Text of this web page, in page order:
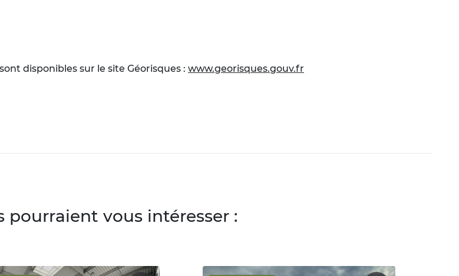
disponibles sur le site Géorisques : www.georisques.gouv.fr
pourraient vous intéresser :